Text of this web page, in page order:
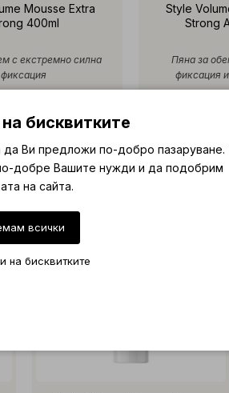
Mousse Extra
400ml
с екстремно силна
фиксация
Style
Strong
Пяна за
фиксация
€
бисквитките
да Ви предложи по-добро пазаруване.
добре Вашите нужди и да подобрим
на сайта.
всички
на бисквитките